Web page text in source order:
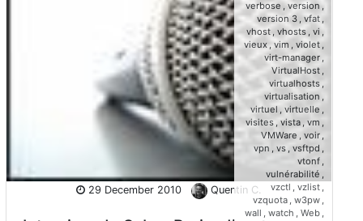
29 December 2010 Quentin C.
verbose ,version,
version 3 ,vfat ,
vhost , vhosts , vi ,
vieux , vim , violet,
virt-manager ,
VirtualHost ,
virtualhosts ,
virtualisation ,
virtuel, virtuelle ,
visites , vista , vm ,
VMWare , voir ,
vpn , vs , vsftpd ,
vtonf ,
vulnérabilité ,
vzctl , vzlist ,
vzquota , w3pw ,
wall , watch , Web ,